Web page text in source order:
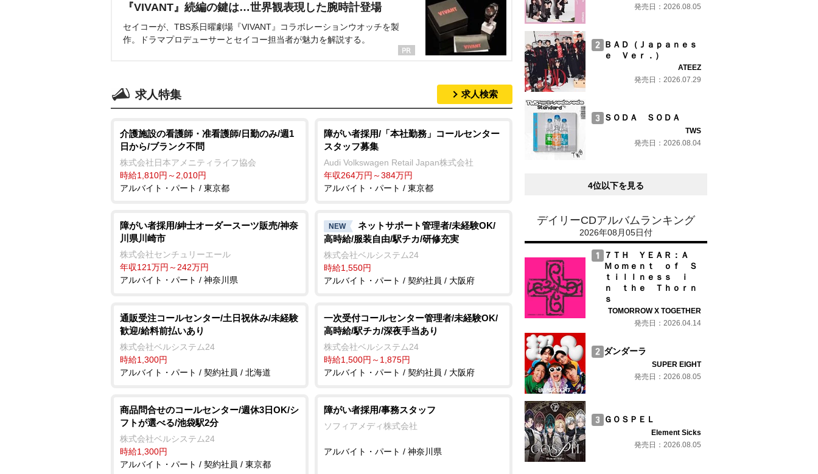
『VIVANT』続編の鍵は…世界観表現した腕時計登場
セイコーが、TBS系日曜劇場『VIVANT』コラボレーションウオッチを製
作。ドラマプロデューサーとセイコー担当者が魅力を解説する。
求人特集 求人検索
介護施設の看護師・准看護師/日勤のみ/週1
日から/ブランク不問
株式会社日本アメニティライフ協会
時給1,810円～2,010円
アルバイト・パート / 東京都
障がい者採用/「本社勤務」コールセンター
スタッフ募集
Audi Volkswagen Retail Japan株式会社
年収264万円～384万円
アルバイト・パート / 東京都
障がい者採用/紳士オーダースーツ販売/神奈
川県川崎市
株式会社センチュリーエール
年収121万円～242万円
アルバイト・パート / 神奈川県
NEW
ネットサポート管理者/未経験OK/
高時給/服装自由/駅チカ/研修充実
株式会社ベルシステム24
時給1,550円
アルバイト・パート / 契約社員 / 大阪府
通販受注コールセンター/土日祝休み/未経験
歓迎/給料前払いあり
株式会社ベルシステム24
時給1,300円
アルバイト・パート / 契約社員 / 北海道
一次受付コールセンター管理者/未経験OK/
高時給/駅チカ/深夜手当あり
株式会社ベルシステム24
時給1,500円～1,875円
アルバイト・パート / 契約社員 / 大阪府
商品問合せのコールセンター/週休3日OK/シ
フトが選べる/池袋駅2分
株式会社ベルシステム24
時給1,300円
アルバイト・パート / 契約社員 / 東京都
障がい者採用/事務スタッフ
ソフィアメディ株式会社
アルバイト・パート / 神奈川県
発売日：2026.08.05
ＢＡＤ（Ｊａｐａｎｅｓ
ｅ Ｖｅｒ．）
ATEEZ
発売日：2026.07.29
ＳＯＤＡ ＳＯＤＡ
TWS
発売日：2026.08.04
4位以下を見る
デイリーCDアルバムランキング
2026年08月05日付
７ＴＨ ＹＥＡＲ：Ａ
Ｍｏｍｅｎｔ ｏｆ Ｓ
ｔｉｌｌｎｅｓｓ ｉ
ｎ ｔｈｅ Ｔｈｏｒｎ
ｓ
TOMORROW X TOGETHER
発売日：2026.04.14
ダンダーラ
SUPER EIGHT
発売日：2026.08.05
ＧＯＳＰＥＬ
Element Sicks
発売日：2026.08.05